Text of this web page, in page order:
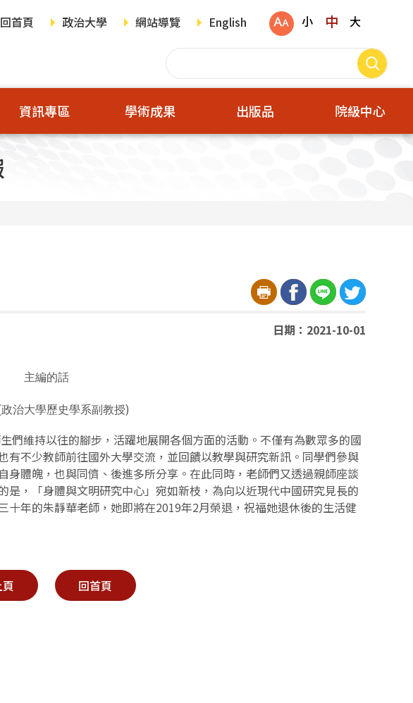
回首頁
政治大學 網站導覽 English 小 中 大
資訊專區 學術成果 出版品 院級中心
日期：2021-10-01
主編的話
政治大學歷史學系副教授)
們維持以往的腳步，活躍地展開各個方面的活動。不僅有為數眾多的國
不少教師前往國外大學交流，並回饋以教學與研究新訊。同學們參與
體魄，也與同儕、後進多所分享。在此同時，老師們又透過親師座談
，「身體與文明研究中心」宛如新枝，為向以近現代中國研究見長的
十年的朱靜華老師，她即將在2019年2月榮退，祝福她退休後的生活健
回首頁